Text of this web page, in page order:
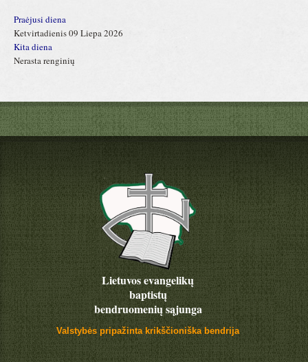
Praėjusi diena
Ketvirtadienis 09 Liepa 2026
Kita diena
Nerasta renginių
Lietuvos evangelikų
baptistų
bendruomenių sąjunga
Valstybės pripažinta krikščioniška bendrija